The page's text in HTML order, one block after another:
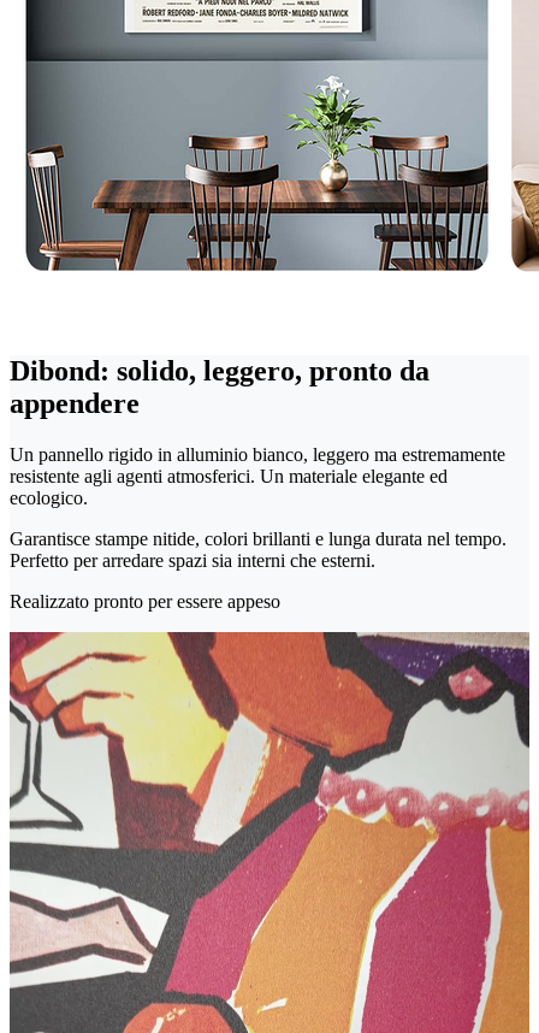
Dibond: solido, leggero, pronto da
appendere
Un pannello rigido in alluminio bianco, leggero ma estremamente
resistente agli agenti atmosferici. Un materiale elegante ed
ecologico.
Garantisce stampe nitide, colori brillanti e lunga durata nel tempo.
Perfetto per arredare spazi sia interni che esterni.
Realizzato pronto per essere appeso